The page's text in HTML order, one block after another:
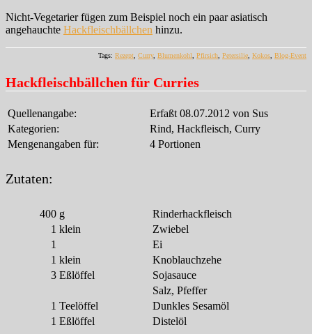
Nicht-Vegetarier fügen zum Beispiel noch ein paar asiatisch
angehauchte Hackfleischbällchen hinzu.
Tags: Rezept Curry, Blumenkohl Pfirsich Petersilie Kokos Blog-Event
Hackfleischbällchen für Curries
Quellenangabe:
Erfaßt 08.07.2012 von Sus
Kategorien:
Rind, Hackfleisch, Curry
Mengenangaben für:
4 Portionen
Zutaten:
400 g
Rinderhackfleisch
1 klein
Zwiebel
1
Ei
1 klein
Knoblauchzehe
3 Eßlöffel
Sojasauce
Salz, Pfeffer
1 Teelöffel
Dunkles Sesamöl
1 Eßlöffel Distelöl